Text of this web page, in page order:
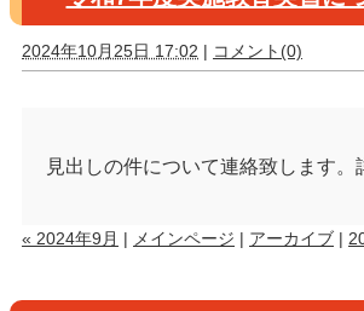
2024年10月25日 17:02 | コメント(0)
見出しの件について連絡致します。
« 2024年9月 | メインページ | アーカイブ |